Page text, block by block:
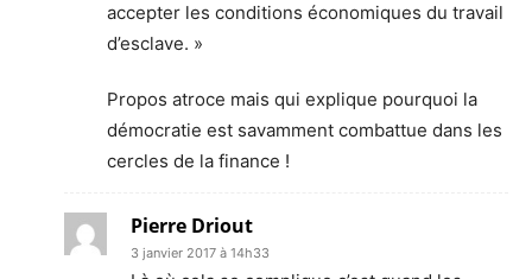
accepter les conditions économiques du travail
d’esclave. »
Propos atroce mais qui explique pourquoi la
démocratie est savamment combattue dans les
cercles de la finance !
Pierre Driout
3 janvier 2017 à 14h33